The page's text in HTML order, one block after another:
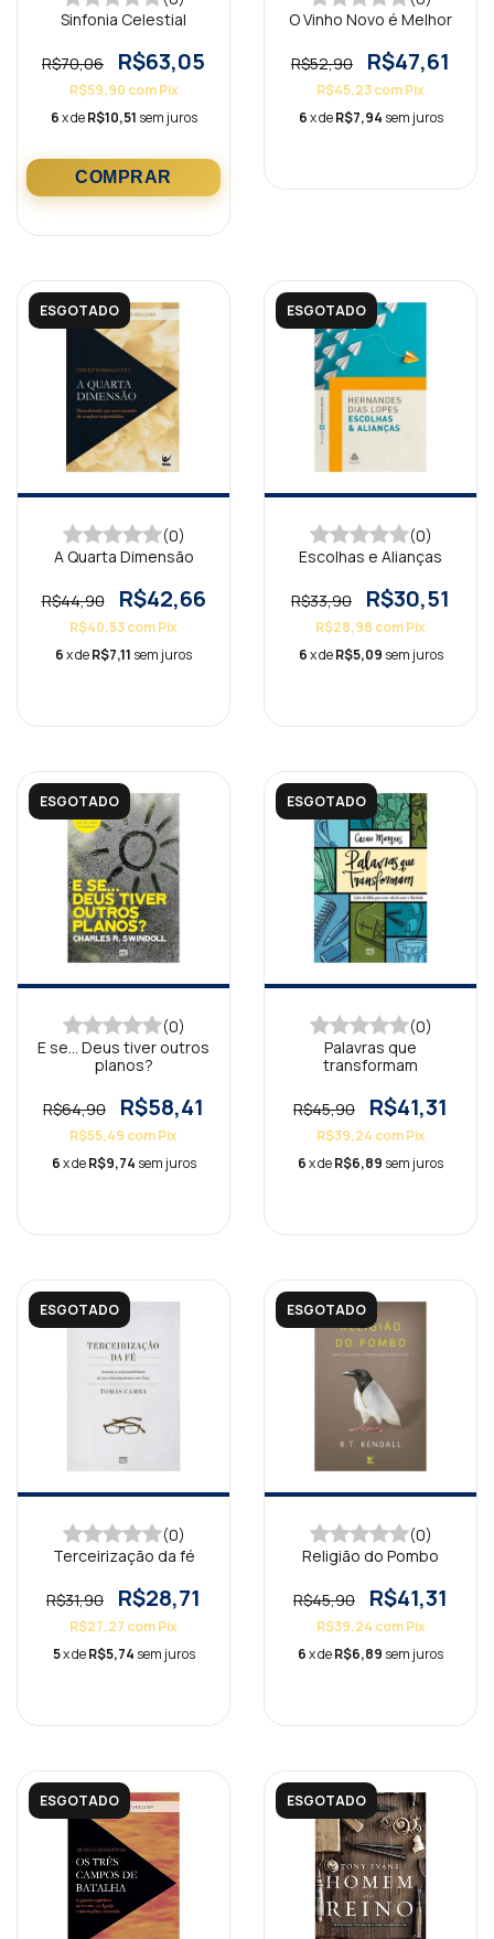
Sinfonia Celestial
R$70,06 R$63,05
R$59,90 com Pix
6x deR$10,51 sem juros
O Vinho Novo é Melhor
R$52,90 R$47,61
R$45,23comPix
6x deR$7,94 sem juros
ESGOTADO
(0)
A Quarta Dimensão
R$44,90 R$42,66
R$40,53comPix
6x deR$7,11 sem juros
ESGOTADO
(0)
Escolhas e Alianças
R$33,90 R$30,51
R$28,98 comPix
6x deR$5,09 sem juros
ESGOTADO
(0)
E se… Deus tiver outros
planos?
R$64,90 R$58,41
R$55,49 comPix
6x deR$9,74 sem juros
ESGOTADO
(0)
Palavras que
transformam
R$45,90 R$41,31
R$39,24 com Pix
6x deR$6,89 sem juros
ESGOTADO
(0)
Terceirização da fé
R$31,90 R$28,71
R$27,27 comPix
5x deR$5,74 sem juros
ESGOTADO
(0)
Religião do Pombo
R$45,90 R$41,31
R$39,24 com Pix
6x deR$6,89 sem juros
ESGOTADO ESGOTADO